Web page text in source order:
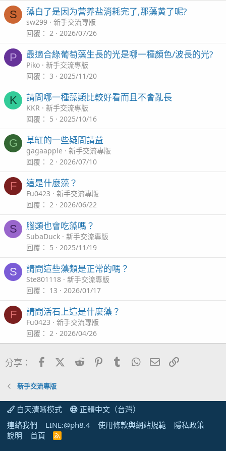
S 藻白了是因为营养盐消耗完了,那藻黄了呢?
sw299
新手交流專版
回覆
2 2026/07/26
P 最適合綠葡萄藻生長的光是哪一種顏色/波長的光?
Piko
新手交流專版
回覆
3 2025/11/20
K 請問哪一種藻類比較好看而且不會亂長
KKR
新手交流專版
回覆
5 2025/10/16
G 草缸的一些疑問請益
gagaapple
新手交流專版
回覆
2 2026/07/10
F 這是什麼藻？
Fu0423
新手交流專版
回覆
2 2026/06/22
S 腦類也會吃藻嗎？
SubaDuck
新手交流專版
回覆
5 2025/11/19
S 請問這些藻類是正常的嗎？
Ste801118
新手交流專版
回覆
13 2026/01/17
F 請問活石上這是什麼藻？
Fu0423
新手交流專版
回覆
2 2026/04/26
分享： FacebookX (Twitter)
Reddit PinterestTumblrWhatsApp電子郵件
新手交流專版
白天清晰模式
正體中文（台灣）
連絡我們
LINE:@ph8.4 使用條款與網站規範
隱私政策
說明
首頁
R